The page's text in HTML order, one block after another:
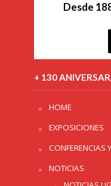
Desde
+ 130
HOME
EXPOSICIONES
CONFERENCIAS
NOTICIAS